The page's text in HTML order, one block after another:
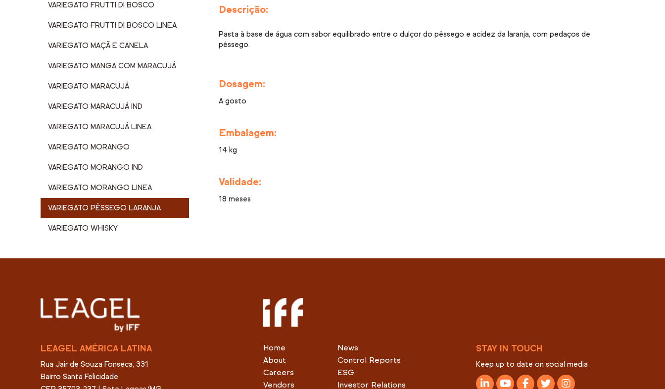
VARIEGATO FRUTTI DI BOSCO
VARIEGATO FRUTTI DI BOSCO LINEA
VARIEGATO MAÇÃ E CANELA
VARIEGATO MANGA COM MARACUJÁ
VARIEGATO MARACUJÁ
VARIEGATO MARACUJÁ IND
VARIEGATO MARACUJÁ LINEA
VARIEGATO MORANGO
VARIEGATO MORANGO IND
VARIEGATO MORANGO LINEA
VARIEGATO PÊSSEGO LARANJA
VARIEGATO WHISKY
Descrição:
Pasta à base de água com sabor equilibrado entre o dulçor do pêssego e acidez da laranja, com pedaços de
pêssego.
Dosagem:
A gosto
Embalagem:
14 kg
Validade:
18 meses
LEAGEL AMÉRICA LATINA
Rua Jair de Souza Fonseca, 331
Bairro Santa Felicidade
Home
About
Careers
Vendors
News
Control Reports
ESG
Investor Relations
STAY IN TOUCH
Keep up to date on social media